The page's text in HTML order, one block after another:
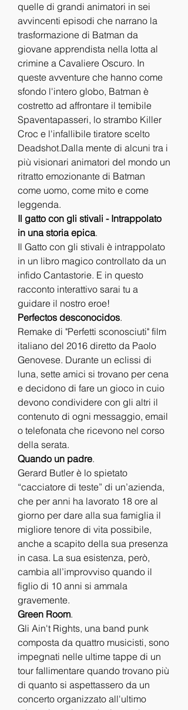
quelle di grandi animatori in sei
avvincenti episodi che narrano la
trasformazione di Batman da
giovane apprendista nella lotta al
crimine a Cavaliere Oscuro. In
queste avventure che hanno come
sfondo l'intero globo, Batman è
costretto ad affrontare il temibile
Spaventapasseri, lo strambo Killer
Croc e l'infallibile tiratore scelto
Deadshot.Dalla mente di alcuni tra i
più visionari animatori del mondo un
ritratto emozionante di Batman
come uomo, come mito e come
leggenda.
Il gatto con gli stivali - Intrappolato
in una storia epica.
Il Gatto con gli stivali è intrappolato
in un libro magico controllato da un
infido Cantastorie. E in questo
racconto interattivo sarai tu a
guidare il nostro eroe!
Perfectos desconocidos.
Remake di "Perfetti sconosciuti" film
italiano del 2016 diretto da Paolo
Genovese. Durante un eclissi di
luna, sette amici si trovano per cena
e decidono di fare un gioco in cuio
devono condividere con gli altri il
contenuto di ogni messaggio, email
o telefonata che ricevono nel corso
della serata.
Quando un padre.
Gerard Butler è lo spietato
“cacciatore di teste” di un’azienda,
che per anni ha lavorato 18 ore al
giorno per dare alla sua famiglia il
migliore tenore di vita possibile,
anche a scapito della sua presenza
in casa. La sua esistenza, però,
cambia all’improvviso quando il
figlio di 10 anni si ammala
gravemente.
Green Room.
Gli Ain't Rights, una band punk
composta da quattro musicisti, sono
impegnati nelle ultime tappe di un
tour fallimentare quando trovano più
di quanto si aspettassero da un
concerto organizzato all'ultimo